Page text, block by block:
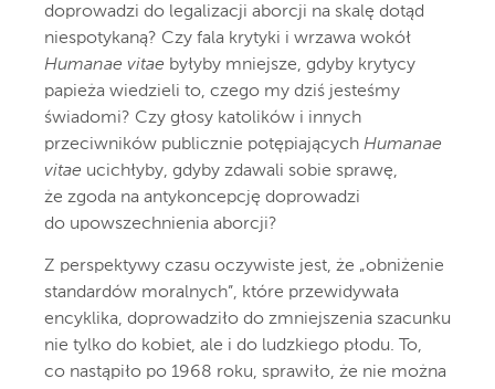
doprowadzi do legalizacji aborcji na skalę dotąd
niespotykaną? Czy fala krytyki i wrzawa wokół
Humanae vitae byłyby mniejsze, gdyby krytycy
papieża wiedzieli to, czego my dziś jesteśmy
świadomi? Czy głosy katolików i innych
przeciwników publicznie potępiających Humanae
vitae ucichłyby, gdyby zdawali sobie sprawę,
że zgoda na antykoncepcję doprowadzi
do upowszechnienia aborcji?
Z perspektywy czasu oczywiste jest, że „obniżenie
standardów moralnych”, które przewidywała
encyklika, doprowadziło do zmniejszenia szacunku
nie tylko do kobiet, ale i do ludzkiego płodu. To,
co nastąpiło po 1968 roku, sprawiło, że nie można